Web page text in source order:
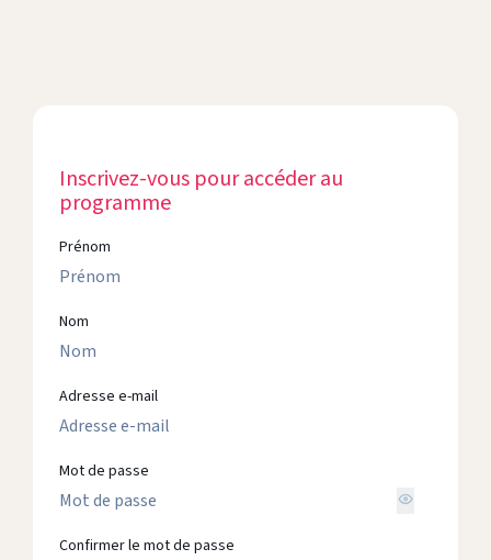
Inscrivez-vous pour accéder au
programme
Prénom
Nom
Adresse e-mail
Mot de passe
Confirmer le mot de passe